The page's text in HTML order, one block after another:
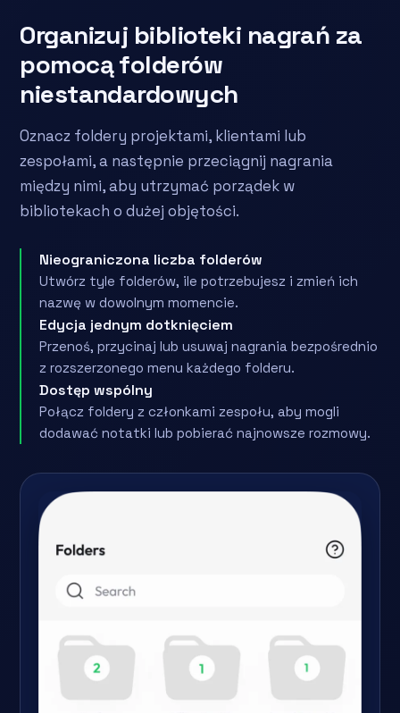
Organizuj biblioteki nagrań za
pomocą folderów
niestandardowych
Oznacz foldery projektami, klientami lub
zespołami, a następnie przeciągnij nagrania
między nimi, aby utrzymać porządek w
bibliotekach o dużej objętości.
Nieograniczona liczba folderów
Utwórz tyle folderów, ile potrzebujesz i zmień ich
nazwę w dowolnym momencie.
Edycja jednym dotknięciem
Przenoś, przycinaj lub usuwaj nagrania bezpośrednio
z rozszerzonego menu każdego folderu.
Dostęp wspólny
Połącz foldery z członkami zespołu, aby mogli
dodawać notatki lub pobierać najnowsze rozmowy.